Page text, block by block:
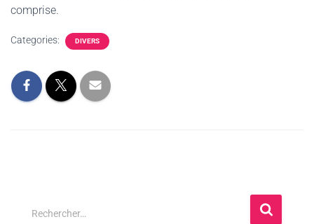
comprise.
Categories: DIVERS
Rechercher…